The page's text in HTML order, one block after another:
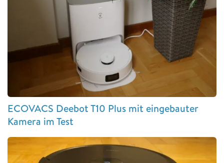
ECOVACS Deebot T10 Plus mit eingebauter
Kamera im Test